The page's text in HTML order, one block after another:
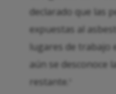
declarado que las
expuestas al
lugares de trabajo
aún se desconoce
restante.